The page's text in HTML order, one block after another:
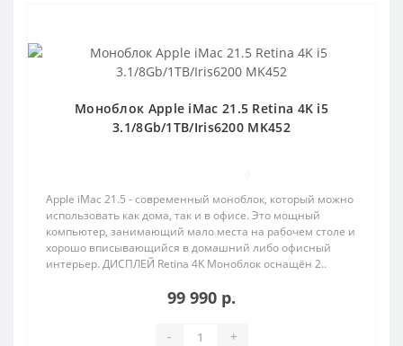
Моноблок Apple iMac 21.5 Retina 4K i5
3.1/8Gb/1TB/Iris6200 MK452
Apple iMac 21.5 - современный моноблок, который можно
использовать как дома, так и в офисе. Это мощный
компьютер, занимающий мало места на рабочем столе и
хорошо вписывающийся в домашний либо офисный
интерьер. ДИСПЛЕЙ Retina 4K Моноблок оснащён 2..
99 990 р.
- +